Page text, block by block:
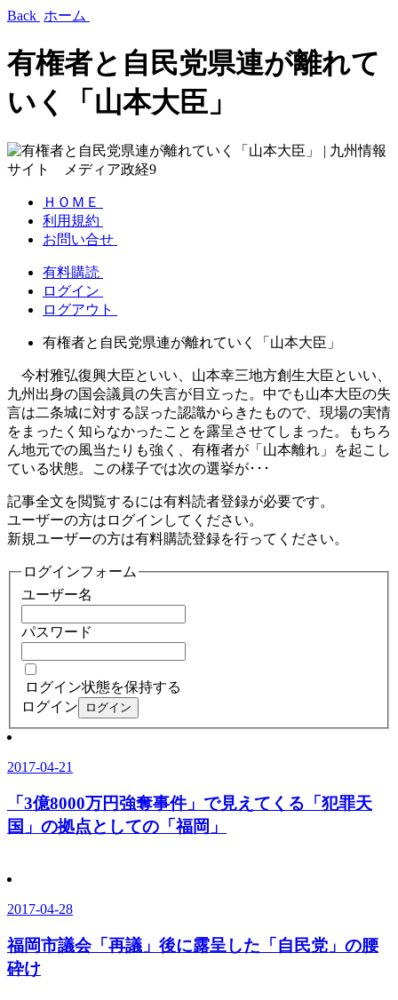
Back ホーム
有権者と自民党県連が離れて
いく「山本大臣」
ＨＯＭＥ
利用規約
お問い合せ
有料購読
ログイン
ログアウト
有権者と自民党県連が離れていく「山本大臣」
今村雅弘復興大臣といい、山本幸三地方創生大臣といい、
九州出身の国会議員の失言が目立った。中でも山本大臣の失
言は二条城に対する誤った認識からきたもので、現場の実情
をまったく知らなかったことを露呈させてしまった。もちろ
ん地元での風当たりも強く、有権者が「山本離れ」を起こし
ている状態。この様子では次の選挙が･･･
記事全文を閲覧するには有料読者登録が必要です。
ユーザーの方はログインしてください。
新規ユーザーの方は有料購読登録を行ってください。
ログインフォーム
ユーザー名
パスワード
ログイン状態を保持する
ログイン
2017-04-21
「3億8000万円強奪事件」で見えてくる「犯罪天
国」の拠点としての「福岡」
2017-04-28
福岡市議会「再議」後に露呈した「自民党」の腰
砕け